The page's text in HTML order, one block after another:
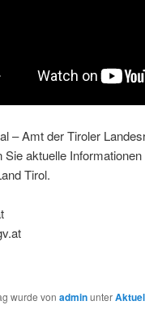
– Amt der Tiroler
Sie aktuelle Informationen
Tirol.
wurde von adminunter